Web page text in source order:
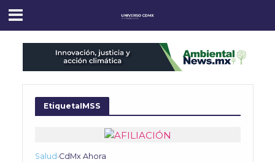
EtiquetaIMSS
Salud •CdMx Ahora